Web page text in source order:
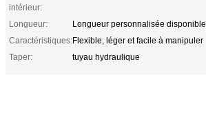
intérieur:
Longueur:
Longueur personnalisée disponible
Caractéristiques:Flexible, léger et facile à manipuler
Taper:
tuyau hydraulique